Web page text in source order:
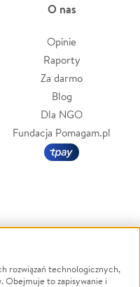
O nas
Opinie
Raporty
Za darmo
Blog
Dla NGO
Fundacja Pomagam.pl
Powódź
rozwiązań technologicznych,
Obejmuje to zapisywanie i